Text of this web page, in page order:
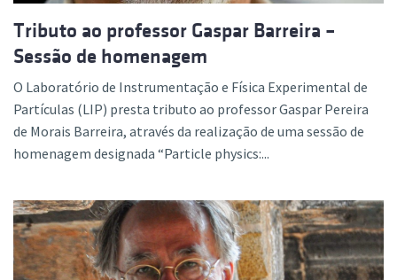
Tributo ao professor Gaspar Barreira –
Sessão de homenagem
O Laboratório de Instrumentação e Física Experimental de
Partículas (LIP) presta tributo ao professor Gaspar Pereira
de Morais Barreira, através da realização de uma sessão de
homenagem designada “Particle physics:...